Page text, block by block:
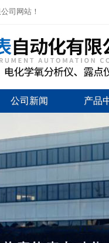
司网站！
公司新闻 产品